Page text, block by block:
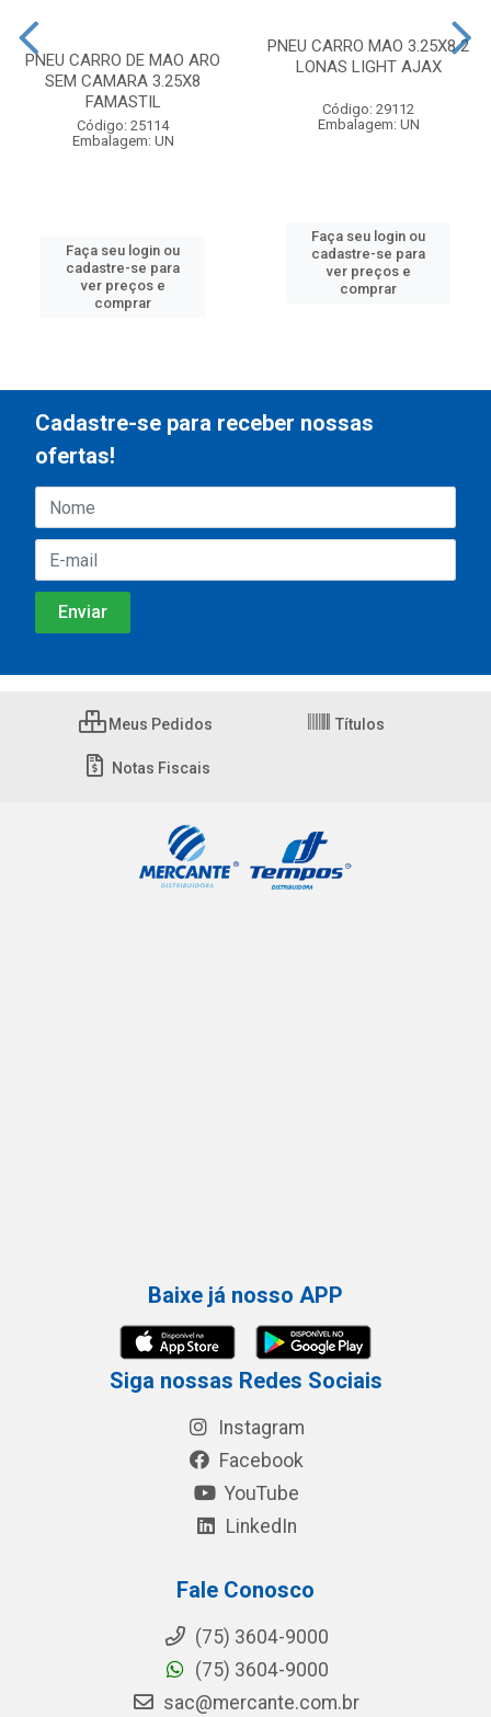
PNEU CARRO DE MAO ARO
SEM CAMARA 3.25X8
FAMASTIL
Código: 25114
Embalagem: UN
Faça seu login ou
cadastre-se para
ver preços e
comprar
PNEU CARRO MAO 3.25X8 2
LONAS LIGHT AJAX
Código: 29112
Embalagem: UN
Faça seu login ou
cadastre-se para
ver preços e
comprar
Cadastre-se para receber nossas
ofertas!
Meus Pedidos Títulos
Notas Fiscais
Baixe já nosso APP
Siga nossas Redes Sociais
Instagram
Facebook
YouTube
LinkedIn
Fale Conosco
(75) 3604-9000
(75) 3604-9000
sac@mercante.com.br